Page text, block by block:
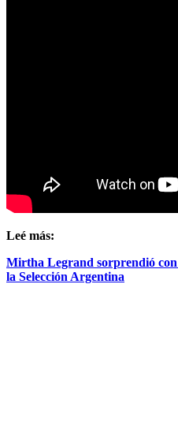
Leé más:
Mirtha Legrand sorprendió
la Selección Argentina